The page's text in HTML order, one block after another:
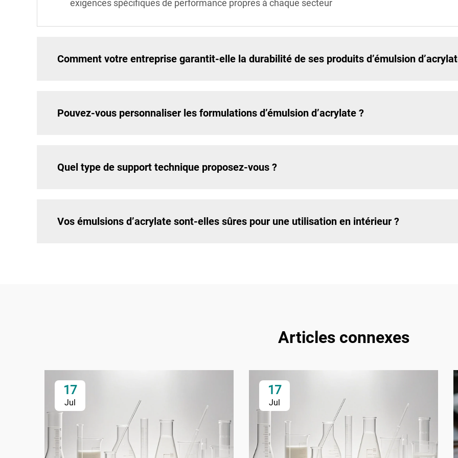
exigences spécifiques de performance propres à chaque secteur
Comment votre entreprise garantit-elle la durabilité de ses produits d’émulsion
Pouvez-vous personnaliser les formulations d’émulsion d’acrylate ?
Quel type de support technique proposez-vous ?
Vos émulsions d’acrylate sont-elles sûres pour une utilisation en intérieur ?
Articles connexes
17
Jul
17
Jul